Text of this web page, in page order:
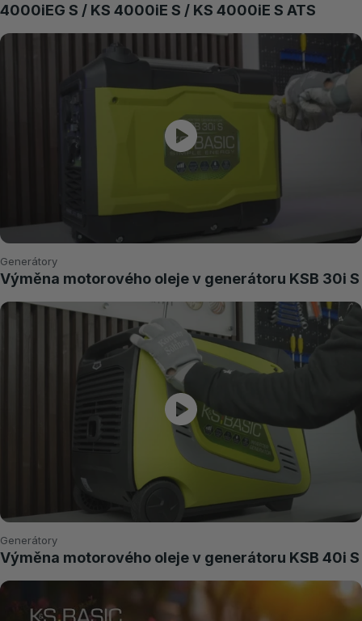
4000iEG S / KS 4000iE S / KS 4000iE S ATS
Generátory
Výměna motorového oleje v generátoru KSB 30i S
Generátory
Výměna motorového oleje v generátoru KSB 40i S